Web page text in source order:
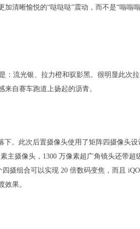
清晰愉悦的“哒哒哒”震动，而不是“嗡嗡
：流光银、拉力橙和驭影黑。很明显此次
自赛车跑道上扬起的沥青。
下。此次后置摄像头使用了矩阵四摄像头设
主摄像头，1300 万像素超广角镜头还带超
摄组合可以实现 20 倍数码变焦，而且
效果。